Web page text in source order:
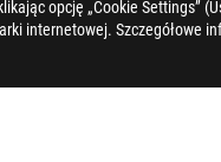
opcję „Cookie Settings”
internetowej. Szczegółowe
w zależności od modelu,
zależne od modelu.